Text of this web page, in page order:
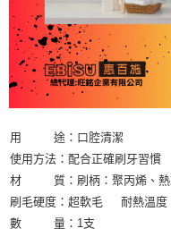
用 途：口腔清潔
使用方法：配合正確刷牙習慣
材 質：刷柄：聚丙烯、熱
刷毛硬度：超軟毛 耐熱溫度
數 量：1支